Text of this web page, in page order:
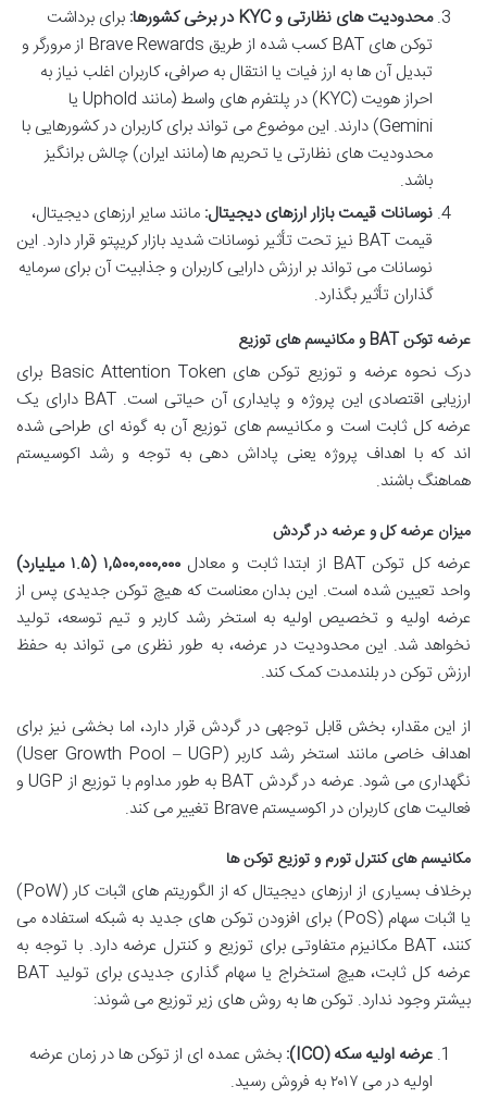
محدودیت های نظارتی و KYC در برخی کشورها:
برای برداشت
توکن های BAT کسب شده از طریق Brave Rewards از مرورگر و
تبدیل آن ها به ارز فیات یا انتقال به صرافی، کاربران اغلب نیاز به
احراز هویت (KYC) در پلتفرم های واسط (مانند Uphold یا
Gemini) دارند. این موضوع می تواند برای کاربران در کشورهایی با
محدودیت های نظارتی یا تحریم ها (مانند ایران) چالش برانگیز
باشد.
نوسانات قیمت بازار ارزهای دیجیتال: مانند سایر ارزهای دیجیتال،
قیمت BAT نیز تحت تأثیر نوسانات شدید بازار کریپتو قرار دارد. این
نوسانات می تواند بر ارزش دارایی کاربران و جذابیت آن برای سرمایه
گذاران تأثیر بگذارد.
عرضه توکن BAT و مکانیسم های توزیع
درک نحوه عرضه و توزیع توکن های Basic Attention Token برای
ارزیابی اقتصادی این پروژه و پایداری آن حیاتی است. BAT دارای یک
عرضه کل ثابت است و مکانیسم های توزیع آن به گونه ای طراحی شده
اند که با اهداف پروژه یعنی پاداش دهی به توجه و رشد اکوسیستم
هماهنگ باشند.
میزان عرضه کل و عرضه در گردش
عرضه کل توکن BAT از ابتدا ثابت و معادل
۱,۵۰۰,۰۰۰,۰۰۰ (۱.۵ میلیارد)
واحد تعیین شده است. این بدان معناست که هیچ توکن جدیدی پس از
عرضه اولیه و تخصیص اولیه به استخر رشد کاربر و تیم توسعه، تولید
نخواهد شد. این محدودیت در عرضه، به طور نظری می تواند به حفظ
ارزش توکن در بلندمدت کمک کند.
از این مقدار، بخش قابل توجهی در گردش قرار دارد، اما بخشی نیز برای
اهداف خاصی مانند استخر رشد کاربر (User Growth Pool – UGP)
نگهداری می شود. عرضه در گردش BAT به طور مداوم با توزیع از UGP و
فعالیت های کاربران در اکوسیستم Brave تغییر می کند.
مکانیسم های کنترل تورم و توزیع توکن ها
برخلاف بسیاری از ارزهای دیجیتال که از الگوریتم های اثبات کار (PoW)
یا اثبات سهام (PoS) برای افزودن توکن های جدید به شبکه استفاده می
کنند، BAT مکانیزم متفاوتی برای توزیع و کنترل عرضه دارد. با توجه به
عرضه کل ثابت، هیچ استخراج یا سهام گذاری جدیدی برای تولید BAT
بیشتر وجود ندارد. توکن ها به روش های زیر توزیع می شوند:
عرضه اولیه سکه (ICO):
بخش عمده ای از توکن ها در زمان عرضه
اولیه در می ۲۰۱۷ به فروش رسید.